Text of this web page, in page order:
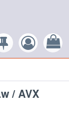
/ AVX